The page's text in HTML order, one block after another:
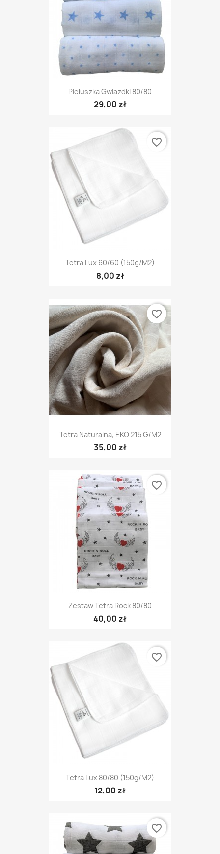
Pieluszka Gwiazdki 80/80
29,00 zł
Tetra Lux 60/60 (150g/m2)
8,00 zł
favorite_border
Tetra Naturalna, EKO 215 G/m2
35,00 zł
favorite_border
Zestaw Tetra Rock 80/80
40,00 zł
favorite_border
Tetra Lux 80/80 (150g/m2)
12,00 zł
favorite_border
favorite_border